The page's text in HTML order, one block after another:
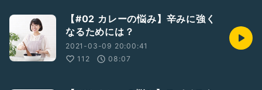
【#02 カレーの悩み】辛みに強く
なるためには？
2021-03-09 20:00:41
112
08:07